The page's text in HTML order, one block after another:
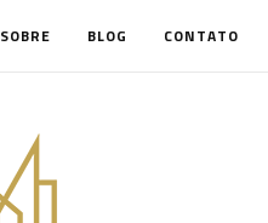
SOBRE BLOG CONTATO